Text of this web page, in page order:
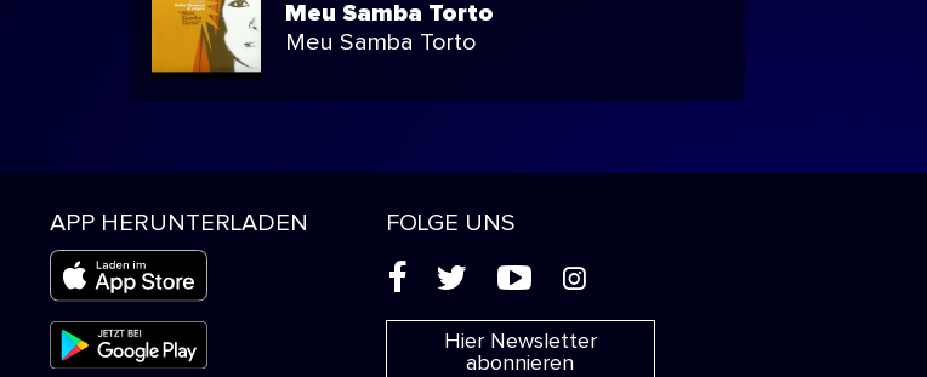
Meu Samba Torto
Meu Samba Torto
APP HERUNTERLADEN FOLGE UNS
( ' + &
Hier Newsletter
abonnieren